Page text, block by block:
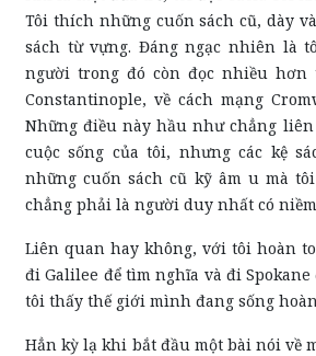
Tôi thích những cuốn sách cũ, dày
sách từ vựng. Đáng ngạc nhiên là
người trong đó còn đọc nhiều hơn
Constantinople, về cách mạng
Những điều này hầu như chẳng
cuộc sống của tôi, nhưng các kệ
những cuốn sách cũ kỹ âm u mà
chẳng phải là người duy nhất có
Liên quan hay không, với tôi hoàn
đi Galilee để tìm nghĩa và đi
tôi thấy thế giới mình đang sống
Hẳn kỳ lạ khi bắt đầu một bài nói về